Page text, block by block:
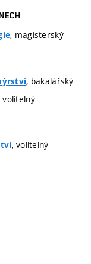
, magisterský
, bakalářský
volitelný
, volitelný